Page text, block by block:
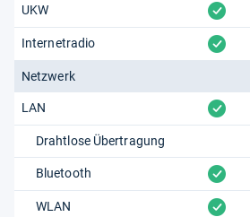
UKW vorhanden
Internetradio vorhanden
Netzwerk
LAN vorhanden
Drahtlose Übertragung
Bluetooth vorhanden
WLAN vorhanden